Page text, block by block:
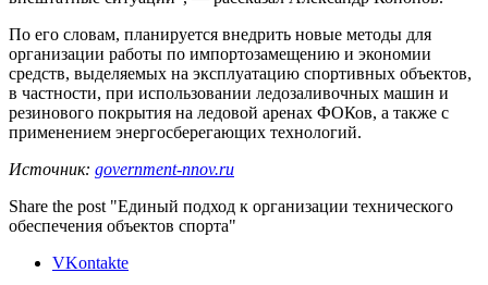
По его словам, планируется внедрить новые методы для
организации работы по импортозамещению и экономии
средств, выделяемых на эксплуатацию спортивных объектов,
в частности, при использовании ледозаливочных машин и
резинового покрытия на ледовой аренах ФОКов, а также с
применением энергосберегающих технологий.
Источник: government-nnov.ru
Share the post "Единый подход к организации технического
обеспечения объектов спорта"
VKontakte